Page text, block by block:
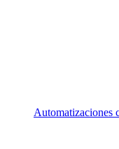
Automatizaciones